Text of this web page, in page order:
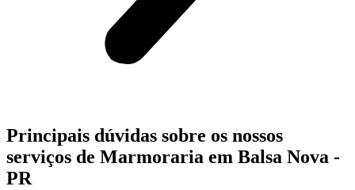
Principais dúvidas sobre os nossos
serviços de Marmoraria em Balsa Nova -
PR